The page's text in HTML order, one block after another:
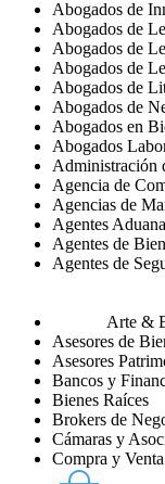
Abogados de
Abogados de
Abogados de
Abogados de
Abogados de
Abogados de
Abogados en
Abogados
Administración
Agencia de
Agencias de
Agentes
Agentes de
Agentes de
Arte &
Asesores de
Asesores
Bancos y
Bienes Raíces
Brokers de
Cámaras y
Compra y